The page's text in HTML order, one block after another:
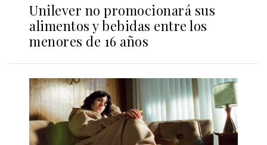
Unilever no promocionará sus
alimentos y bebidas entre los
menores de 16 años